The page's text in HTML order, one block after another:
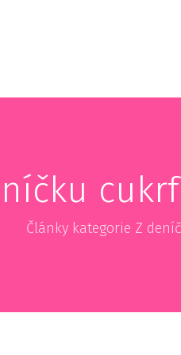
Články kategorie Z